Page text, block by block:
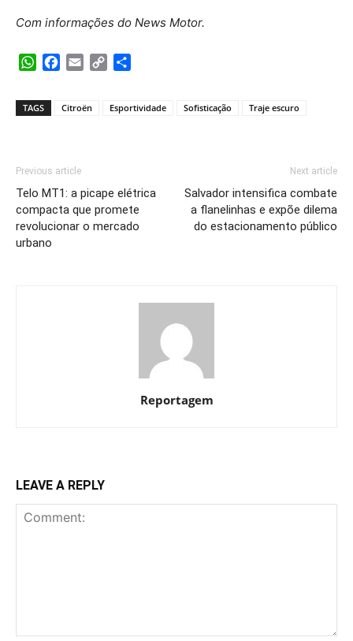
Com informações do News Motor.
WhatsApp
Facebook
Email Copy
TAGS Citroën Esportividade Sofisticação Traje escuro
Previous article
Telo MT1: a picape elétrica
compacta que promete
revolucionar o mercado
urbano
Next article
Salvador intensifica combate
a flanelinhas e expõe dilema
do estacionamento público
Reportagem
LEAVE A REPLY